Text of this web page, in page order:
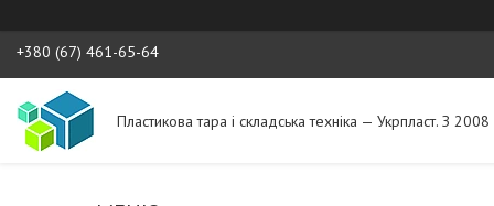
+380 (67) 461-65-64
Пластикова тара і складська техніка — Укрпласт. З 2008